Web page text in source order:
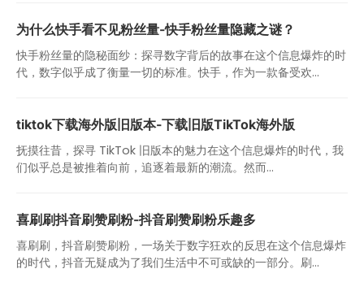
为什么快手看不见粉丝量-快手粉丝量隐藏之谜？
快手粉丝量的隐秘面纱：探寻数字背后的故事在这个信息爆炸的时
代，数字似乎成了衡量一切的标准。快手，作为一款备受欢...
tiktok下载海外版旧版本-下载旧版TikTok海外版
抚摸往昔，探寻 TikTok 旧版本的魅力在这个信息爆炸的时代，我
们似乎总是被推着向前，追逐着最新的潮流。然而...
喜刷刷抖音刷赞刷粉-抖音刷赞刷粉乐趣多
喜刷刷，抖音刷赞刷粉，一场关于数字狂欢的反思在这个信息爆炸
的时代，抖音无疑成为了我们生活中不可或缺的一部分。刷...